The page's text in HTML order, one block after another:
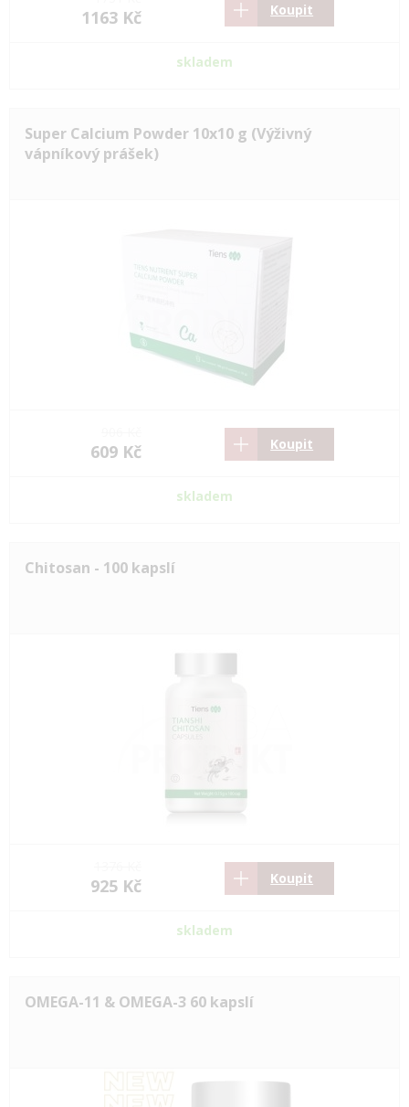
1163 Kč Koupit
skladem
Super Calcium Powder 10x10 g (Výživný
vápníkový prášek)
609 Kč Koupit
skladem
Chitosan - 100 kapslí
925 Kč Koupit
skladem
OMEGA-11 & OMEGA-3 60 kapslí